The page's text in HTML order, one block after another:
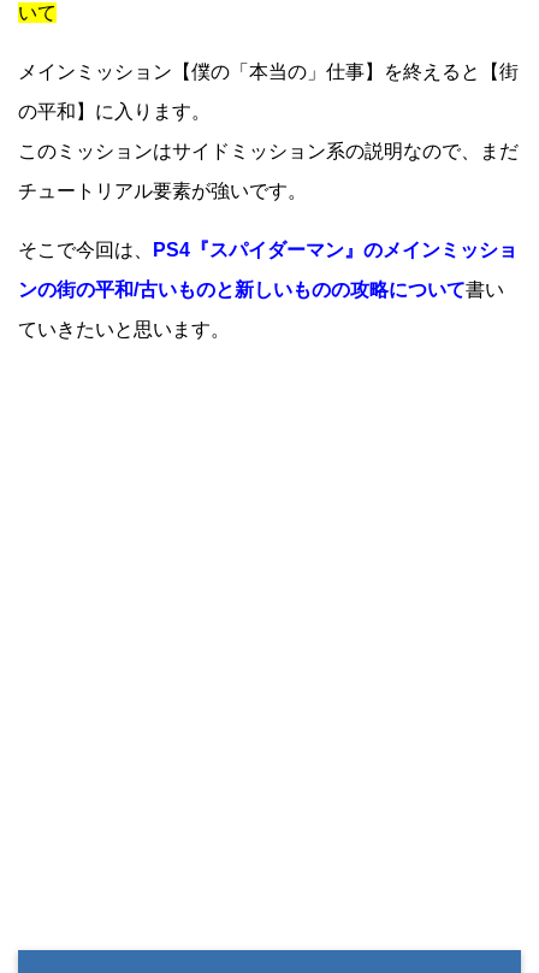
いて
メインミッション【僕の「本当の」仕事】を終えると【街
の平和】に入ります。
このミッションはサイドミッション系の説明なので、まだ
チュートリアル要素が強いです。
そこで今回は、
PS4『スパイダーマン』のメインミッショ
ンの街の平和/古いものと新しいものの攻略について書い
ていきたいと思います。